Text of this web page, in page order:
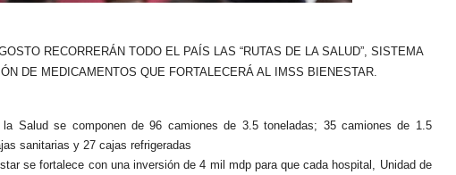
RECORRERÁN TODO EL PAÍS LAS “RUTAS DE LA SALUD”, SISTEMA
DE MEDICAMENTOS QUE FORTALECERÁ AL IMSS BIENESTAR.
Salud se componen de 96 camiones de 3.5 toneladas; 35 camiones de 1.5
sanitarias y 27 cajas refrigeradas
se fortalece con una inversión de 4 mil mdp para que cada hospital, Unidad de